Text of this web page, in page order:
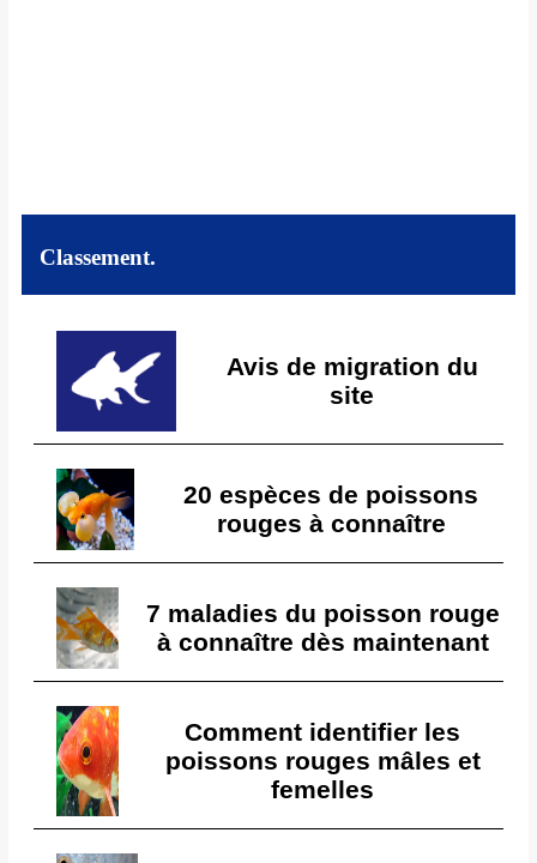
Classement.
Avis de migration du
site
20 espèces de poissons
rouges à connaître
7 maladies du poisson rouge
à connaître dès maintenant
Comment identifier les
poissons rouges mâles et
femelles